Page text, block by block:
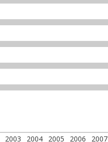
2003 2004 2005 2006 2007